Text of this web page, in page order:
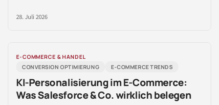
28. Juli 2026
E-COMMERCE & HANDEL
CONVERSION OPTIMIERUNG
E-COMMERCE TRENDS
KI-Personalisierung im E-Commerce:
Was Salesforce & Co. wirklich belegen